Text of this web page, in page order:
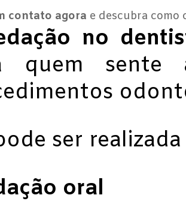
contato agora e descubra como
no
quem sente
ser
oral